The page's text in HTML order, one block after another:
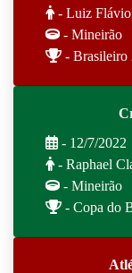
- Luiz Flávio
- Mineirão
- Brasileiro
- 12/7/2022
- Raphael
- Mineirão
- Copa do